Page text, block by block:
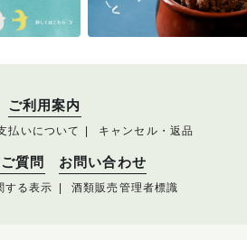
ご利用案内
払いについて キャンセル・返品
質問 お問い合わせ
する表示 酒類販売管理者標識